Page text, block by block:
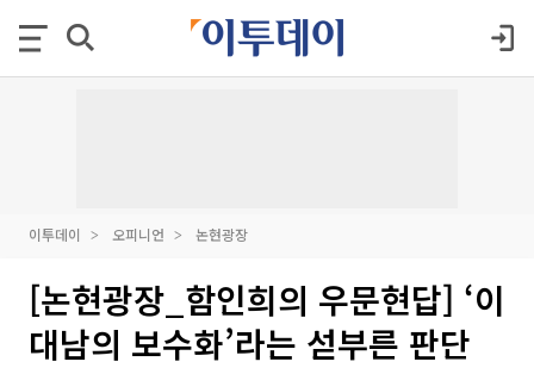
이투데이 오피니언 논현광장
[논현광장_함인희의 우문현답] ‘이
대남의 보수화’라는 섣부른 판단